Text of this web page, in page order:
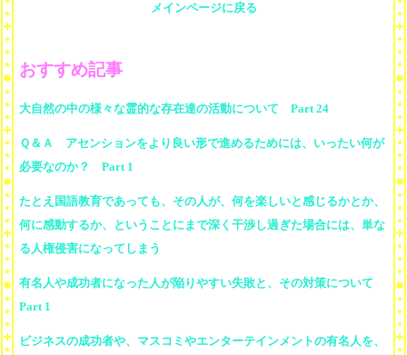
メインページに戻る
おすすめ記事
大自然の中の様々な霊的な存在達の活動について Part 24
Ｑ＆Ａ アセンションをより良い形で進めるためには、いったい何が
必要なのか？ Part 1
たとえ国語教育であっても、その人が、何を楽しいと感じるかとか、
何に感動するか、ということにまで深く干渉し過ぎた場合には、単な
る人権侵害になってしまう
有名人や成功者になった人が陥りやすい失敗と、その対策について
Part 1
ビジネスの成功者や、マスコミやエンターテインメントの有名人を、